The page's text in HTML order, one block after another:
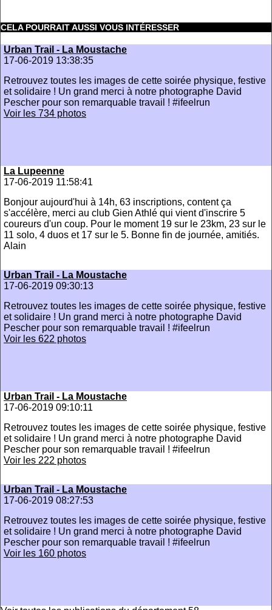
CELA POURRAIT AUSSI VOUS INTÉRESSER
Urban Trail - La Moustache
17-06-2019 13:38:35
Retrouvez toutes les images de cette soirée physique, festive
et solidaire ! Un grand merci à notre photographe David
Pescher pour son remarquable travail ! #ifeelrun
Voir les 734 photos
La Lupeenne
17-06-2019 11:58:41
Bonjour aujourd'hui à 14h, 63 inscriptions, content ça
s'accélère, merci au club Gien Athlé qui vient d'inscrire 5
coureurs d'un coup. Pour le moment 19 sur le 23km, 23 sur le
11 solo, 4 duos et 17 sur le 5. Bonne fin de journée, amitiés.
Alain
Urban Trail - La Moustache
17-06-2019 09:30:13
Retrouvez toutes les images de cette soirée physique, festive
et solidaire ! Un grand merci à notre photographe David
Pescher pour son remarquable travail ! #ifeelrun
Voir les 622 photos
Urban Trail - La Moustache
17-06-2019 09:10:11
Retrouvez toutes les images de cette soirée physique, festive
et solidaire ! Un grand merci à notre photographe David
Pescher pour son remarquable travail ! #ifeelrun
Voir les 222 photos
Urban Trail - La Moustache
17-06-2019 08:27:53
Retrouvez toutes les images de cette soirée physique, festive
et solidaire ! Un grand merci à notre photographe David
Pescher pour son remarquable travail ! #ifeelrun
Voir les 160 photos